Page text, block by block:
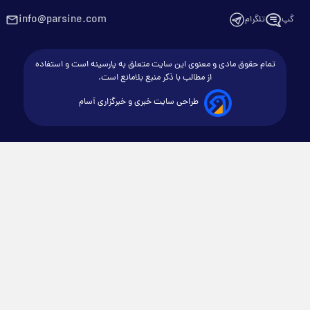
گپ تلگرام info@parsine.com
تمام حقوق مادی و معنوی این سایت متعلق به پارسینه است و استفاده
از مطالب با ذکر منبع بلامانع است.
طراحی سایت خبری و خبرگزاری آسام